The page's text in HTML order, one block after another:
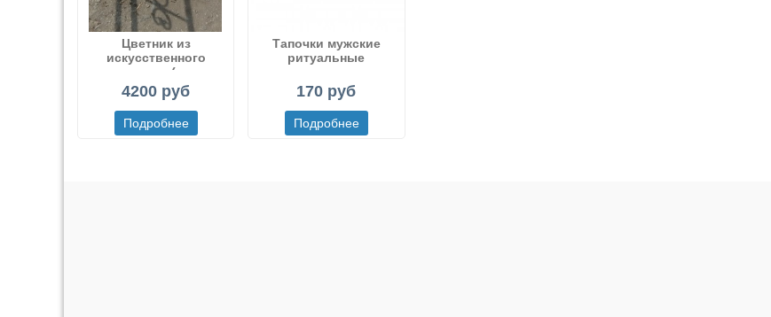
Цветник из
искусственного
мрамора (или
декоративного бетона)
4200 руб
Тапочки мужские
ритуальные
170 руб